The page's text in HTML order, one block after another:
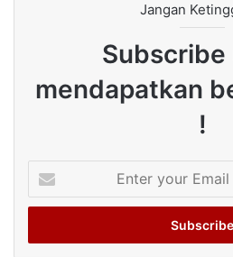
Jangan
mendapatkan
!
your
Email